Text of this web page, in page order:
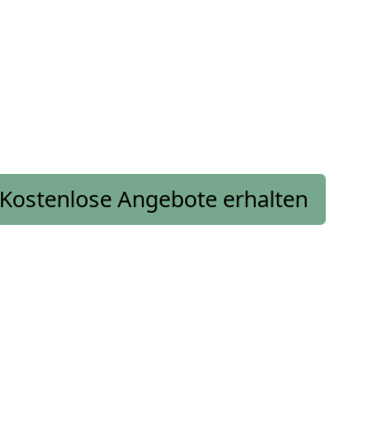
Kostenlose Angebote erhalten